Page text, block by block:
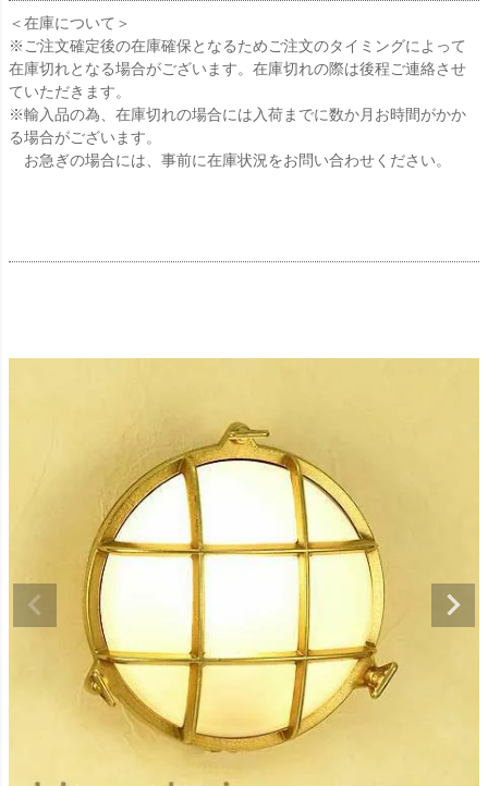
＜在庫について＞
※ご注文確定後の在庫確保となるためご注文のタイミングによって
在庫切れとなる場合がございます。在庫切れの際は後程ご連絡させ
ていただきます。
※輸入品の為、在庫切れの場合には入荷までに数か月お時間がかか
る場合がございます。
お急ぎの場合には、事前に在庫状況をお問い合わせください。